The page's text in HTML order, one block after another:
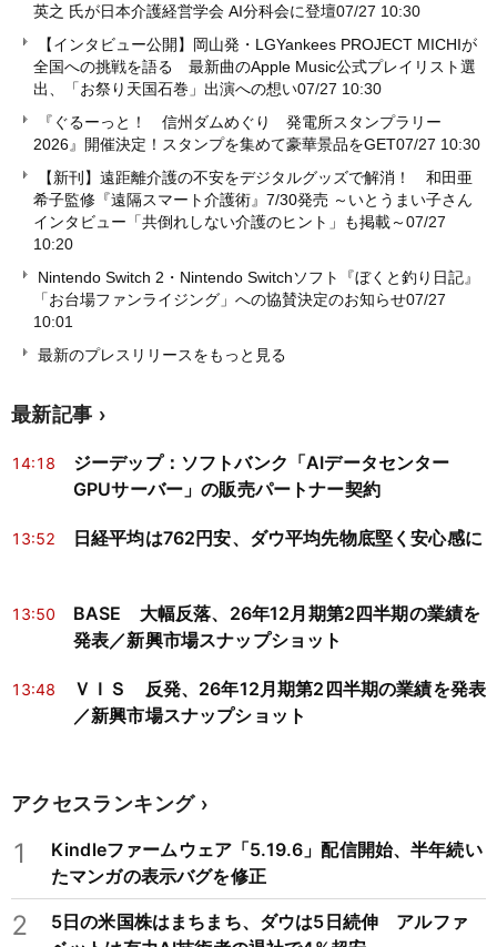
英之 氏が日本介護経営学会 AI分科会に登壇07/27 10:30
【インタビュー公開】岡山発・LGYankees PROJECT MICHIが
全国への挑戦を語る 最新曲のApple Music公式プレイリスト選
出、「お祭り天国石巻」出演への想い07/27 10:30
『ぐるーっと！ 信州ダムめぐり 発電所スタンプラリー
2026』開催決定！スタンプを集めて豪華景品をGET07/27 10:30
【新刊】遠距離介護の不安をデジタルグッズで解消！ 和田亜
希子監修『遠隔スマート介護術』7/30発売 ～いとうまい子さん
インタビュー「共倒れしない介護のヒント」も掲載～07/27
10:20
Nintendo Switch 2・Nintendo Switchソフト『ぼくと釣り日記』
「お台場ファンライジング」への協賛決定のお知らせ07/27
10:01
最新のプレスリリースをもっと見る
最新記事
14:18
ジーデップ：ソフトバンク「AIデータセンター
GPUサーバー」の販売パートナー契約
13:52 日経平均は762円安、ダウ平均先物底堅く安心感に
13:50
BASE 大幅反落、26年12月期第2四半期の業績を
発表／新興市場スナップショット
13:48
ＶＩＳ 反発、26年12月期第2四半期の業績を発表
／新興市場スナップショット
アクセスランキング
1
Kindleファームウェア「5.19.6」配信開始、半年続い
たマンガの表示バグを修正
2
5日の米国株はまちまち、ダウは5日続伸 アルファ